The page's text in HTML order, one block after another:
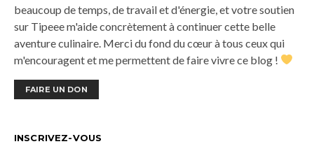
beaucoup de temps, de travail et d'énergie, et votre soutien
sur Tipeee m'aide concrètement à continuer cette belle
aventure culinaire. Merci du fond du cœur à tous ceux qui
m'encouragent et me permettent de faire vivre ce blog !
FAIRE UN DON
INSCRIVEZ-VOUS